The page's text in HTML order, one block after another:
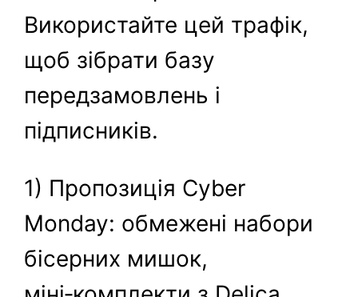
Використайте цей трафік,
щоб зібрати базу
передзамовлень і
підписників.
1) Пропозиція Cyber
Monday: обмежені набори
бісерних мишок,